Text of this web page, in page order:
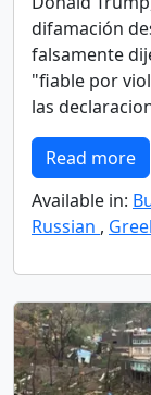
difamación
falsamente
"fiable por
las
Read more
Available in:
Russian ,